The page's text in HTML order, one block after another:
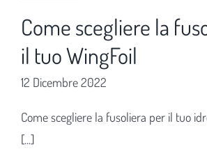
Come scegliere la
il tuo WingFoil
12 Dicembre 2022
Come scegliere la fusoliera per il tuo
[...]